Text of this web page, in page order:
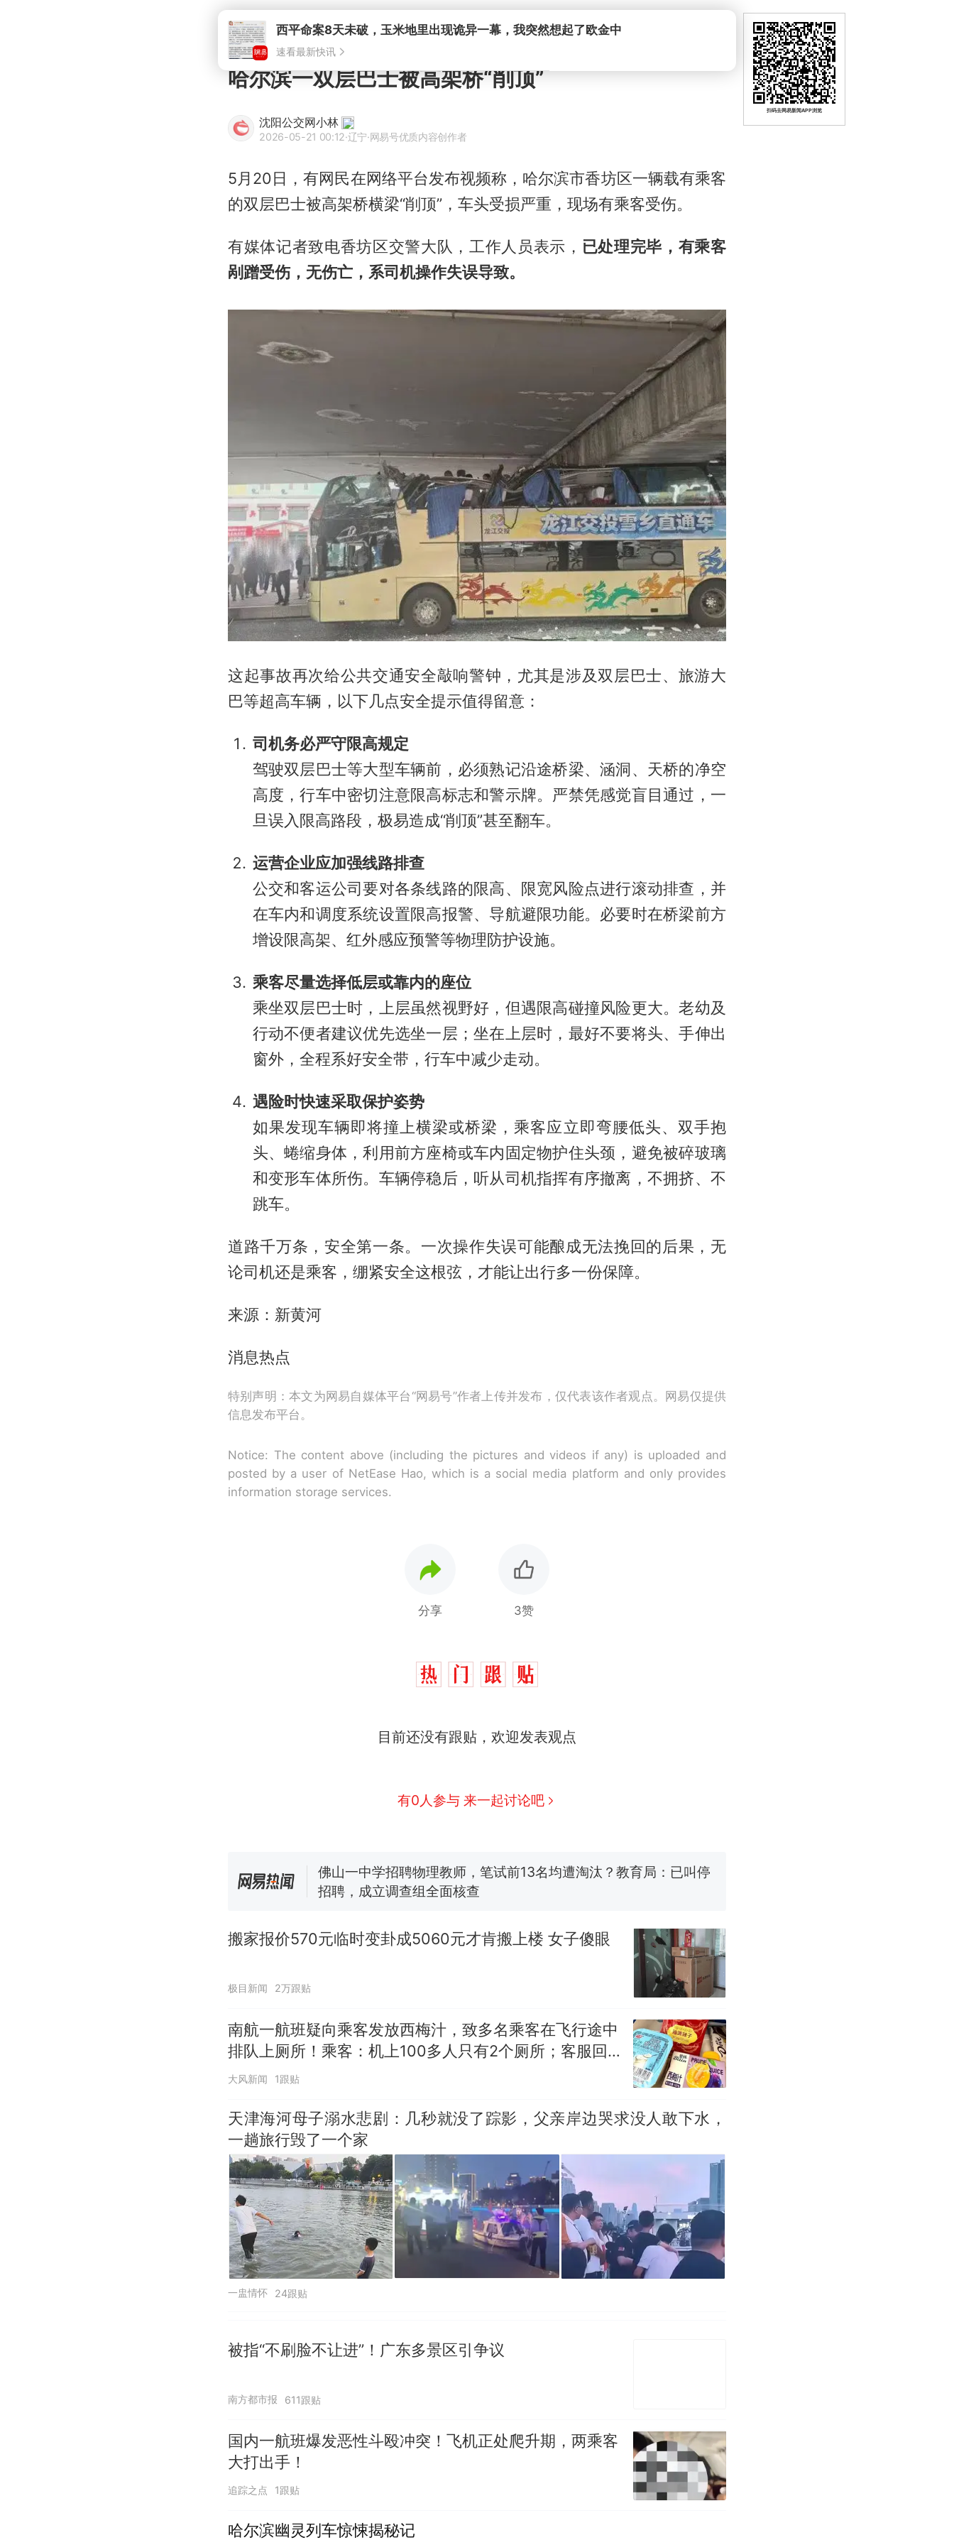
西平命案8天未破，玉米地里出现诡异一幕，我突然想起了欧金中
速看最新快讯
哈尔滨一双层巴士被高架桥“削顶”
沈阳公交网小林
2026-05-21 00:12·辽宁·网易号优质内容创作者
5月20日，有网民在网络平台发布视频称，哈尔滨市香坊区一辆载有乘客
的双层巴士被高架桥横梁“削顶”，车头受损严重，现场有乘客受伤。
有媒体记者致电香坊区交警大队，工作人员表示， 已处理完毕，有乘客
剐蹭受伤，无伤亡，系司机操作失误导致。
这起事故再次给公共交通安全敲响警钟，尤其是涉及双层巴士、旅游大
巴等超高车辆，以下几点安全提示值得留意：
司机务必严守限高规定
驾驶双层巴士等大型车辆前，必须熟记沿途桥梁、涵洞、天桥的净空
高度，行车中密切注意限高标志和警示牌。严禁凭感觉盲目通过，一
旦误入限高路段，极易造成“削顶”甚至翻车。
运营企业应加强线路排查
公交和客运公司要对各条线路的限高、限宽风险点进行滚动排查，并
在车内和调度系统设置限高报警、导航避限功能。必要时在桥梁前方
增设限高架、红外感应预警等物理防护设施。
乘客尽量选择低层或靠内的座位
乘坐双层巴士时，上层虽然视野好，但遇限高碰撞风险更大。老幼及
行动不便者建议优先选坐一层；坐在上层时，最好不要将头、手伸出
窗外，全程系好安全带，行车中减少走动。
遇险时快速采取保护姿势
如果发现车辆即将撞上横梁或桥梁，乘客应立即弯腰低头、双手抱
头、蜷缩身体，利用前方座椅或车内固定物护住头颈，避免被碎玻璃
和变形车体所伤。车辆停稳后，听从司机指挥有序撤离，不拥挤、不
跳车。
道路千万条，安全第一条。一次操作失误可能酿成无法挽回的后果，无
论司机还是乘客，绷紧安全这根弦，才能让出行多一份保障。
来源：新黄河
消息热点
特别声明：本文为网易自媒体平台“网易号”作者上传并发布，仅代表该作者观点。网易仅提供
信息发布平台。
Notice: The content above (including the pictures and videos if any) is uploaded and
posted by a user of NetEase Hao, which is a social media platform and only provides
information storage services.
分享 3赞
目前还没有跟贴，欢迎发表观点
有0人参与 来一起讨论吧
搬家报价570元，搬到楼下交5060元才肯搬上楼！女子傻眼
佛山一中学招聘物理教师，笔试前13名均遭淘汰？教育局：已叫停
招聘，成立调查组全面核查
那个在床头放菜刀的女孩，因老师一句“跟我回家”改写了人生
搬家报价570元临时变卦成5060元才肯搬上楼 女子傻眼
极目新闻 2万跟贴
南航一航班疑向乘客发放西梅汁，致多名乘客在飞行途中
排队上厕所！乘客：机上100多人只有2个厕所；客服回
应：并非每架飞机都会发放西梅汁
大风新闻 1跟贴
天津海河母子溺水悲剧：几秒就没了踪影，父亲岸边哭求没人敢下水，
一趟旅行毁了一个家
一盅情怀 24跟贴
被指“不刷脸不让进”！广东多景区引争议
南方都市报 611跟贴
国内一航班爆发恶性斗殴冲突！飞机正处爬升期，两乘客
大打出手！
追踪之点 1跟贴
哈尔滨幽灵列车惊悚揭秘记
扫码去网易新闻APP浏览